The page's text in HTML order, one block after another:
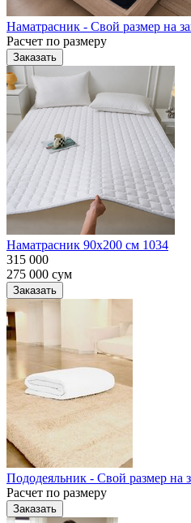
Наматрасник - Свой размер на
Расчет по размеру
Заказать
Наматрасник 90х200 см 1034
315 000
275 000 сум
Заказать
Пододеяльник - Свой размер на
Расчет по размеру
Заказать